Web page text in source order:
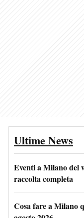
Ultime News
Eventi a Milano del
raccolta completa
Cosa fare a Milano